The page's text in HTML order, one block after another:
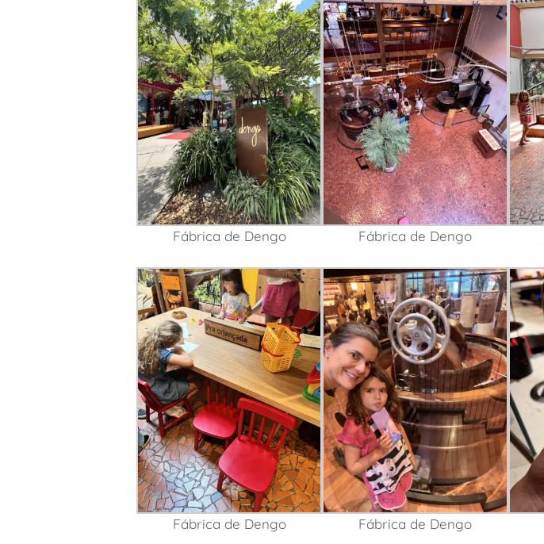
Fábrica de Dengo Fábrica de Dengo
Fábrica de Dengo Fábrica de Dengo